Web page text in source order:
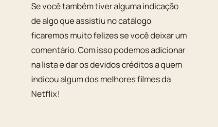
Se você também tiver alguma indicação
de algo que assistiu no catálogo
ficaremos muito felizes se você deixar um
comentário. Com isso podemos adicionar
na lista e dar os devidos créditos a quem
indicou algum dos melhores filmes da
Netflix!